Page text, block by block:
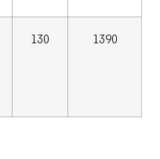
130 1390